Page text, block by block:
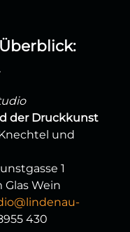
der Druckkunst
und
1
Glas Wein
430